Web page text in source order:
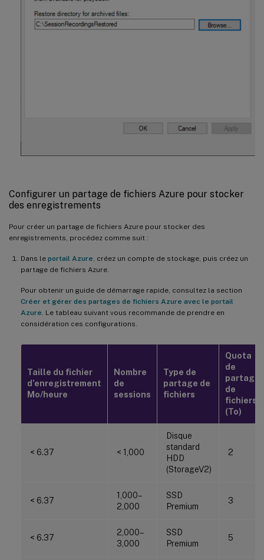
Configurer un partage de fichiers Azure pour stocker
des enregistrements
Pour créer un partage de fichiers Azure pour stocker des
enregistrements, procédez comme suit :
Dans le portail Azure, créez un compte de stockage, puis créez un
partage de fichiers Azure.
Pour obtenir un guide de démarrage rapide, consultez la section
Créer et gérer des partages de fichiers Azure avec le portail
Azure. Le tableau suivant vous recommande de prendre en
considération ces configurations.
Taille du fichier
d’enregistrement
Mo/heure
Nombre
de
sessions
Type de
partage de
fichiers
Quota
de
partage
de
fichiers
(To)
< 6.37 < 1,000
Disque
standard
HDD
(StorageV2)
2
< 6.37
1,000–
2,000
SSD
Premium
3
< 6.37
2,000–
3,000
SSD
Premium
5